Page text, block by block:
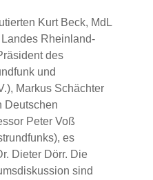
Kurt Beck, MdL
Rheinland-
des
und
Markus Schächter
Deutschen
Peter Voß
es
Dieter Dörr. Die
sind